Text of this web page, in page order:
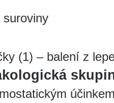
suroviny
(1) – balení z
účinkem